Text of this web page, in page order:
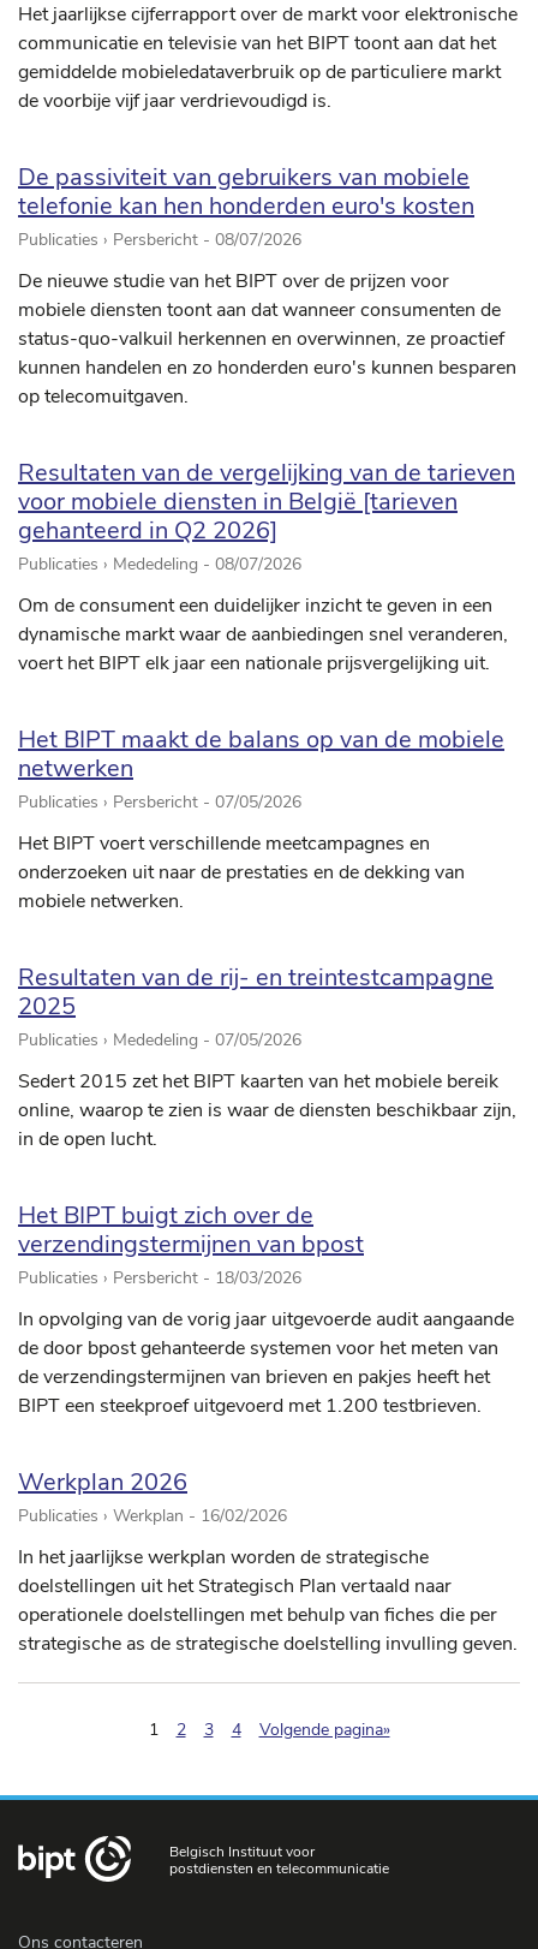
Het jaarlijkse cijferrapport over de markt voor elektronische
communicatie en televisie van het BIPT toont aan dat het
gemiddelde mobieledataverbruik op de particuliere markt
de voorbije vijf jaar verdrievoudigd is.
De passiviteit van gebruikers van mobiele
telefonie kan hen honderden euro's kosten
Publicaties › Persbericht - 08/07/2026
De nieuwe studie van het BIPT over de prijzen voor
mobiele diensten toont aan dat wanneer consumenten de
status-quo-valkuil herkennen en overwinnen, ze proactief
kunnen handelen en zo honderden euro's kunnen besparen
op telecomuitgaven.
Resultaten van de vergelijking van de tarieven
voor mobiele diensten in België [tarieven
gehanteerd in Q2 2026]
Publicaties › Mededeling - 08/07/2026
Om de consument een duidelijker inzicht te geven in een
dynamische markt waar de aanbiedingen snel veranderen,
voert het BIPT elk jaar een nationale prijsvergelijking uit.
Het BIPT maakt de balans op van de mobiele
netwerken
Publicaties › Persbericht - 07/05/2026
Het BIPT voert verschillende meetcampagnes en
onderzoeken uit naar de prestaties en de dekking van
mobiele netwerken.
Resultaten van de rij- en treintestcampagne
2025
Publicaties › Mededeling - 07/05/2026
Sedert 2015 zet het BIPT kaarten van het mobiele bereik
online, waarop te zien is waar de diensten beschikbaar zijn,
in de open lucht.
Het BIPT buigt zich over de
verzendingstermijnen van bpost
Publicaties › Persbericht - 18/03/2026
In opvolging van de vorig jaar uitgevoerde audit aangaande
de door bpost gehanteerde systemen voor het meten van
de verzendingstermijnen van brieven en pakjes heeft het
BIPT een steekproef uitgevoerd met 1.200 testbrieven.
Werkplan 2026
Publicaties › Werkplan - 16/02/2026
In het jaarlijkse werkplan worden de strategische
doelstellingen uit het Strategisch Plan vertaald naar
operationele doelstellingen met behulp van fiches die per
strategische as de strategische doelstelling invulling geven.
1(pagination.current)
2 3 4 Volgende pagina»
Belgisch Instituut voor
postdiensten en telecommunicatie
Ons contacteren